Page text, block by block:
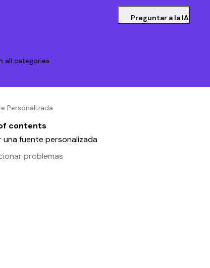
Preguntar a la IA
all categories
Personalizada
contents
una fuente personalizada
problemas